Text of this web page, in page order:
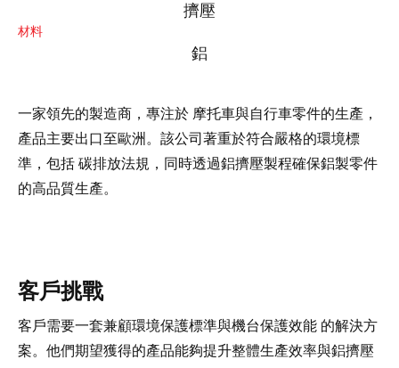
擠壓
材料
鋁
一家領先的製造商，專注於 摩托車與自行車零件的生產，
產品主要出口至歐洲。該公司著重於符合嚴格的環境標
準，包括 碳排放法規，同時透過鋁擠壓製程確保鋁製零件
的高品質生產。
客戶挑戰
客戶需要一套兼顧環境保護標準與機台保護效能 的解決方
案。他們期望獲得的產品能夠提升整體生產效率與鋁擠壓